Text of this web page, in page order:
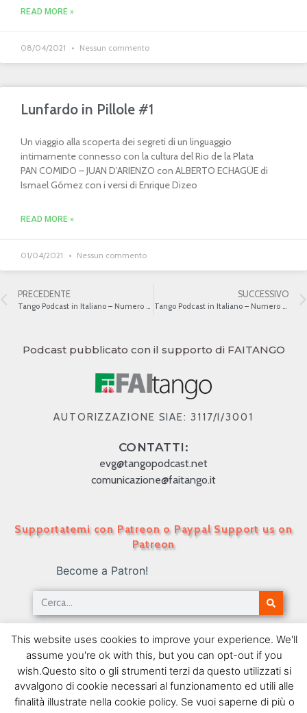
READ MORE »
08/04/2021 Nessun commento
Lunfardo in Pillole #1
Un viaggio alla scoperta dei segreti di un linguaggio
intimamente connesso con la cultura del Rio de la Plata
PAN COMIDO – JUAN D’ARIENZO con ALBERTO ECHAGÜE di
Ismael Gómez con i versi di Enrique Dizeo
READ MORE »
01/04/2021 Nessun commento
PRECEDENTE SUCCESSIVO
Podcast pubblicato con il supporto di FAITANGO
AUTORIZZAZIONE SIAE: 3117/I/3001
CONTATTI:
evg@tangopodcast.net
comunicazione@faitango.it
Supportatemi con Patreon o Paypal Support us on
Patreon
Become a Patron!
Tango Podcast in Italiano – Numero 485 –
Riferimenti religiosi nei versi del tango
09/03/2020
SEGUIMI SU FACEBOOK
This website uses cookies to improve your experience. We'll
assume you're ok with this, but you can opt-out if you
wish.Questo sito o gli strumenti terzi da questo utilizzati si
avvalgono di cookie necessari al funzionamento ed utili alle
finalità illustrate nella cookie policy. Se vuoi saperne di più o